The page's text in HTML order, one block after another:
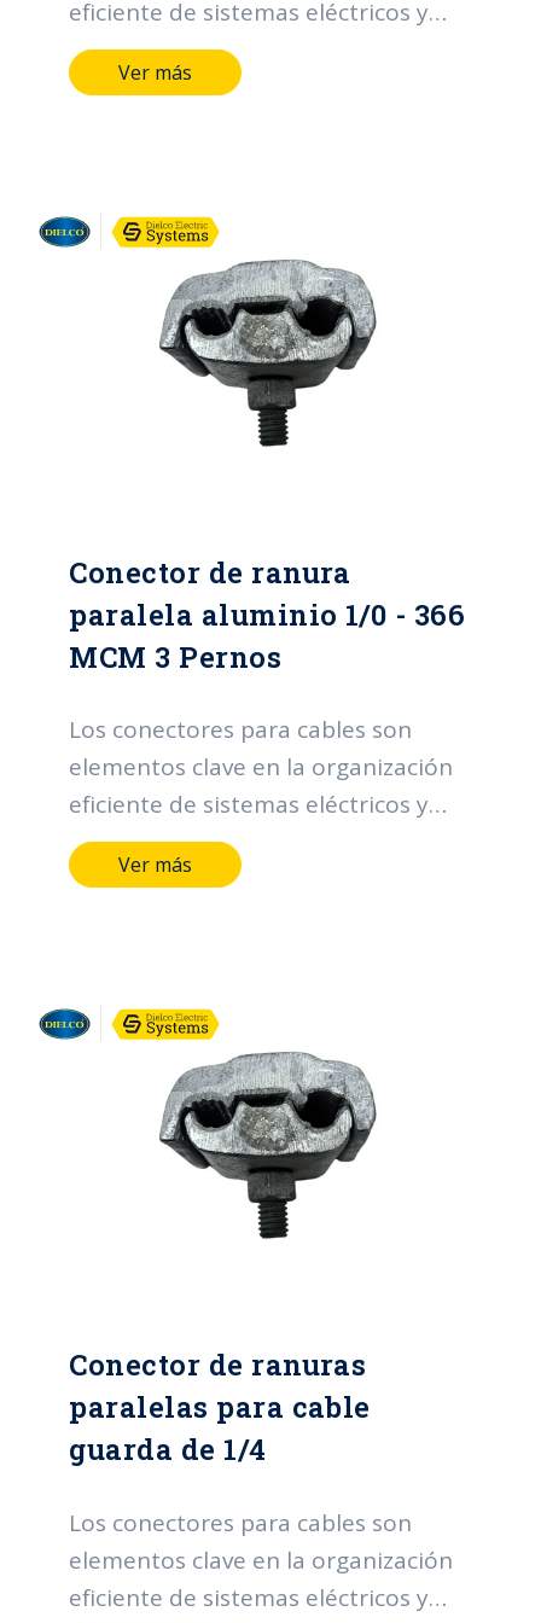
eficiente de sistemas eléctricos y
electrónicos. Sus funciones incluyen
facilitar la distribución ordenada de
tamaños de cables, permitir una
instalación sencilla, facilitar tareas
de mantenimiento al mantener
cables accesibles, prevenir
sobrecargas eléctricas, mejorar la
estética en la organización y cumplir
cables en una variedad de entornos.
Ver más
Conector de ranura
paralela aluminio 1/0 - 366
MCM 3 Pernos
Los conectores para cables son
elementos clave en la organización
eficiente de sistemas eléctricos y
electrónicos. Sus funciones incluyen
facilitar la distribución ordenada de
tamaños de cables, permitir una
instalación sencilla, facilitar tareas
de mantenimiento al mantener
cables accesibles, prevenir
sobrecargas eléctricas, mejorar la
estética en la organización y cumplir
cables en una variedad de entornos.
Ver más
Conector de ranuras
paralelas para cable
guarda de 1/4
Los conectores para cables son
elementos clave en la organización
eficiente de sistemas eléctricos y